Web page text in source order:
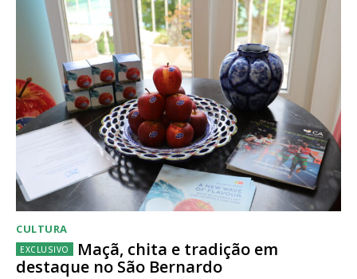
CULTURA
Maçã, chita e tradição em
destaque no São Bernardo